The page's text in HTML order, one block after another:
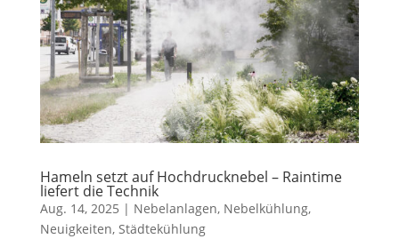
Hameln setzt auf Hochdrucknebel – Raintime
liefert die Technik
Aug. 14, 2025 | Nebelanlagen, Nebelkühlung,
Neuigkeiten, Städtekühlung